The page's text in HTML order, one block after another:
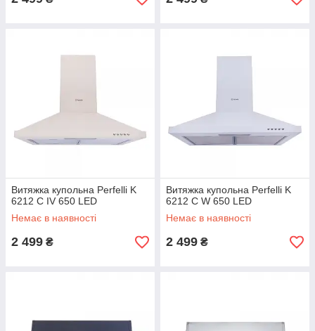
Витяжка купольна Perfelli K
6212 C IV 650 LED
Немає в наявності
2 499 ₴
Витяжка купольна Perfelli K
6212 C W 650 LED
Немає в наявності
2 499 ₴